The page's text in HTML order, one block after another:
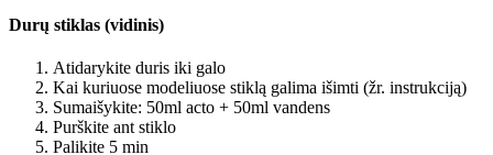
Durų stiklas (vidinis)
Atidarykite duris iki galo
Kai kuriuose modeliuose stiklą galima išimti (žr. instrukciją)
Sumaišykite: 50ml acto + 50ml vandens
Purškite ant stiklo
Palikite 5 min